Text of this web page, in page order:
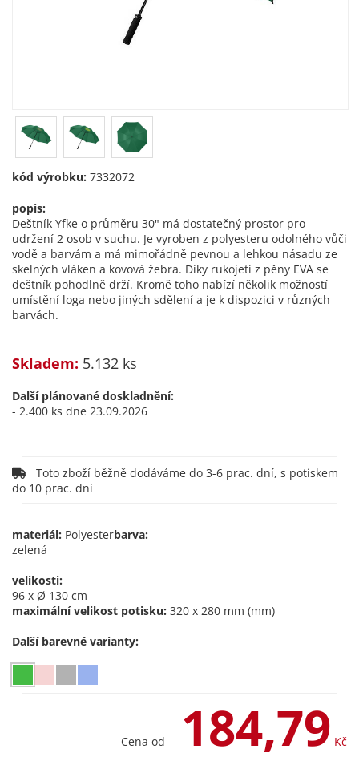
kód výrobku: 7332072
popis:
Deštník Yfke o průměru 30" má dostatečný prostor pro
udržení 2 osob v suchu. Je vyroben z polyesteru odolného vůči
vodě a barvám a má mimořádně pevnou a lehkou násadu ze
skelných vláken a kovová žebra. Díky rukojeti z pěny EVA se
deštník pohodlně drží. Kromě toho nabízí několik možností
umístění loga nebo jiných sdělení a je k dispozici v různých
barvách.
Skladem: 5.132 ks
Další plánované doskladnění:
- 2.400 ks dne 23.09.2026
Toto zboží běžně dodáváme do 3-6 prac. dní, s potiskem
do 10 prac. dní
materiál: Polyesterbarva:
zelená
velikosti:
96 x Ø 130 cm
maximální velikost potisku: 320 x 280 mm (mm)
Další barevné varianty:
Cena od 184,79 Kč